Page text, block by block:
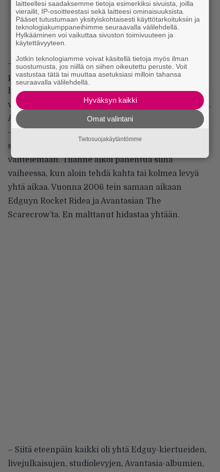
– Luulin ettei asiaa, jota rakastaa sydämensä
pohjasta, voi tehdä liikaa. Olin väärässä ja sain
huomata sen aika rajuilla tavoilla viitisentoista
vuotta sitten, kun kroppani alkoi ilmoitella itsestään.
Aluksi en kuunnellut.
– Tein kaiken ylinopeudella. Yhtäkkiä olin itse juuri
sellaisessa uraputkessa, jota lähdin lapsuudessa
välttelemään. Tilanne alkoi pahentua siinä
vaiheessa, kun aloin tehdä kahta tai kolmea levyä
yhtä aikaa. Vuonna 2006 tein samaan aikaan
Edguyn Rocket Ridea ja Avantasian The
Scarecrow’ta. En malttanut hidastaa yhtään.
– Siitä eteenpäin kaikki oli yhtä Edguy-kiertueiden,
livejulkaisujen, studiolevyjen, Avantasia-albumien,
laitteellesi saadaksemme tietoja esimerkiksi sivuista, joilla
vierailit, IP-osoitteestasi sekä laitteesi ominaisuuksista.
Pääset tutustumaan yksityiskohtaisesti käyttötarkoituksiin ja
teknologiakumppaneihimme seuraavalla välilehdellä.
Hylkääminen voi vaikuttaa sivuston toimivuuteen ja
käytettävyyteen.
Jotkin teknologiamme voivat käsitellä tietoja myös ilman
suostumusta, jos niillä on siihen oikeutettu peruste. Voit
vastustaa tätä tai muuttaa asetuksiasi milloin tahansa
seuraavalla välilehdellä.
Hyväksyn kaikki
Omat valintani
Tietosuojakäytäntömme